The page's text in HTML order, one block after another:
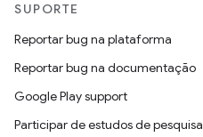
SUPORTE
Reportar bug na plataforma
Reportar bug na documentação
Google Play support
Participar de estudos de pesquisa